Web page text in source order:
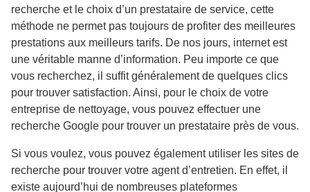
recherche et le choix d’un prestataire de service, cette
méthode ne permet pas toujours de profiter des meilleures
prestations aux meilleurs tarifs. De nos jours, internet est
une véritable manne d’information. Peu importe ce que
vous recherchez, il suffit généralement de quelques clics
pour trouver satisfaction. Ainsi, pour le choix de votre
entreprise de nettoyage, vous pouvez effectuer une
recherche Google pour trouver un prestataire près de vous.
Si vous voulez, vous pouvez également utiliser les sites de
recherche pour trouver votre agent d’entretien. En effet, il
existe aujourd’hui de nombreuses plateformes